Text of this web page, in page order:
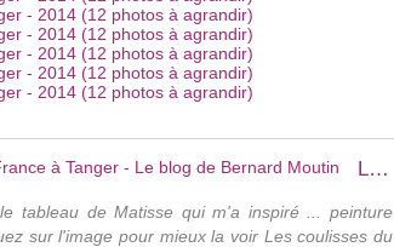
Le tableau de Matisse à la Villa de France à Tanger - Le blog de Bernard Moutin
tableau de Matisse qui m'a inspiré ... peinture
sur l'image pour mieux la voir Les coulisses du